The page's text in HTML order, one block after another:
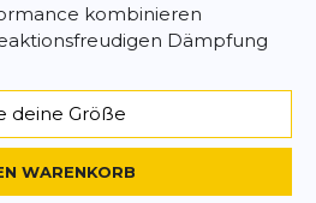
kombinieren
Dämpfung
deine Größe
WARENKORB